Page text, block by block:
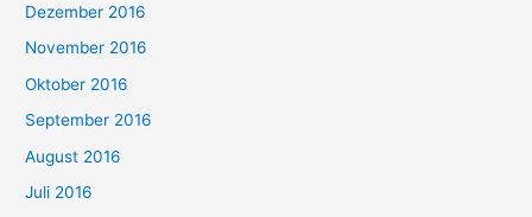
Dezember 2016
November 2016
Oktober 2016
September 2016
August 2016
Juli 2016